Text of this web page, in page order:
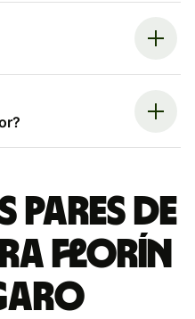
pares de
florín